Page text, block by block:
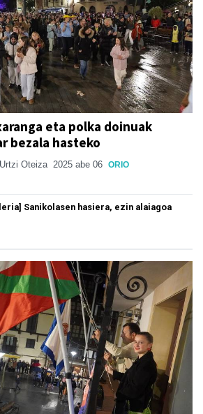
eta polka doinuak
bezala hasteko
Oteiza 2025 abe 06 ORIO
Sanikolasen hasiera, ezin alaiagoa